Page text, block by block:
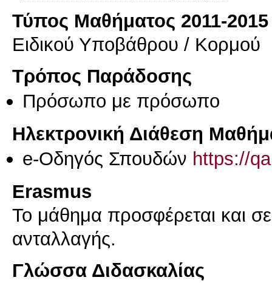
Τύπος Μαθήματος 2011-2015
Ειδικού Υποβάθρου / Κορμού
Τρόπος Παράδοσης
Πρόσωπο με πρόσωπο
Ηλεκτρονική Διάθεση
e-Οδηγός Σπουδών https://
Erasmus
Το μάθημα προσφέρεται και
ανταλλαγής.
Γλώσσα Διδασκαλίας